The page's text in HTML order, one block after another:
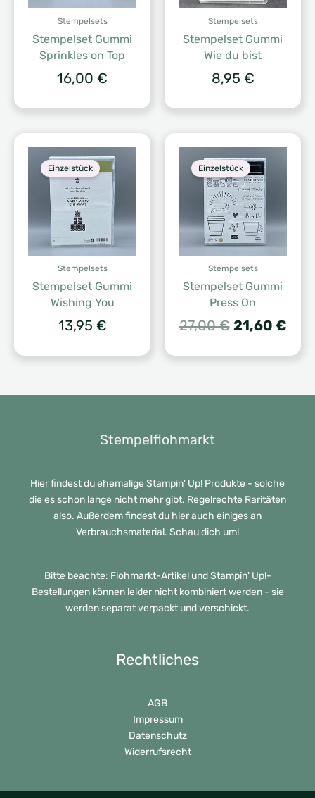
Stempelsets
Stempelset Gummi
Sprinkles on Top
16,00 €
Stempelsets
Stempelset Gummi
Wie du bist
8,95 €
Einzelstück
Stempelsets
Stempelset Gummi
Wishing You
13,95 €
Einzelstück
Stempelsets
Stempelset Gummi
Press On
27,00€
war:
21,60 €
ist:
Stempelflohmarkt
Hier findest du ehemalige Stampin' Up! Produkte - solche
die es schon lange nicht mehr gibt. Regelrechte Raritäten
also. Außerdem findest du hier auch einiges an
Verbrauchsmaterial. Schau dich um!
Bitte beachte: Flohmarkt-Artikel und Stampin' Up!-
Bestellungen können leider nicht kombiniert werden - sie
werden separat verpackt und verschickt.
Rechtliches
AGB
Impressum
Datenschutz
Widerrufsrecht